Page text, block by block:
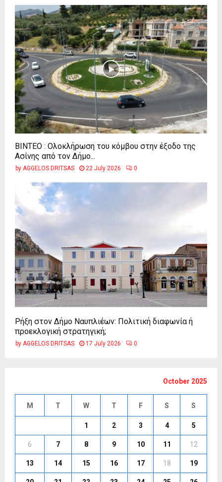
ΒΙΝΤΕΟ : Ολοκλήρωση του κόμβου στην έξοδο της
Ασίνης από τον Δήμο...
by AGGELOS DRITSAS 22 July 2026 0
Ρήξη στον Δήμο Ναυπλιέων: Πολιτική διαφωνία ή
προεκλογική στρατηγική;
by AGGELOS DRITSAS 17 July 2026 0
October 2025
M T W T F S S
1 2 3 4 5
6 7 8 9 10 11 12
13 14 15 16 17 18 19